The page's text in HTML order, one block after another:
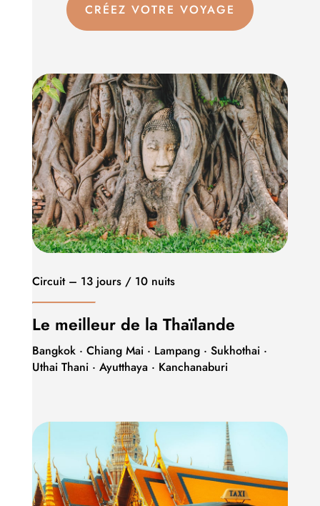
CRÉEZ VOTRE VOYAGE
Circuit – 13 jours / 10 nuits
Le meilleur de la Thaïlande
Bangkok · Chiang Mai · Lampang · Sukhothai ·
Uthai Thani · Ayutthaya · Kanchanaburi